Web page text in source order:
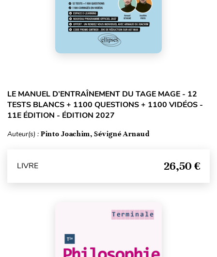
LE MANUEL D’ENTRAÎNEMENT DU TAGE MAGE - 12
TESTS BLANCS + 1100 QUESTIONS + 1100 VIDÉOS -
11E ÉDITION - ÉDITION 2027
Auteur(s) : Pinto Joachim, Sévigné Arnaud
LIVRE 26,50 €